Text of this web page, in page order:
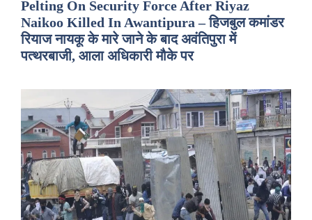
Pelting On Security Force After Riyaz
Naikoo Killed In Awantipura – हिजबुल कमांडर
रियाज नायकू के मारे जाने के बाद अवंतिपुरा में
पत्थरबाजी, आला अधिकारी मौके पर